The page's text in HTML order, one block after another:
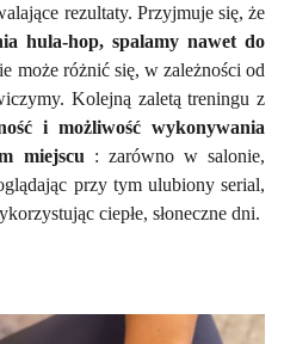
rezultaty. Przyjmuje się, że
hula-hop, spalamy nawet do
może różnić się, w zależności od
Kolejną zaletą treningu z
i możliwość wykonywania
miejscu : zarówno w salonie,
przy tym ulubiony serial,
ciepłe, słoneczne dni.